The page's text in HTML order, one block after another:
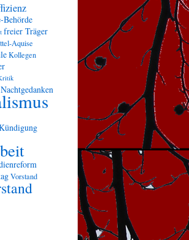
Behörde
freier Träger
Aquise
Kollegen
Nachtgedanken
Vorstand